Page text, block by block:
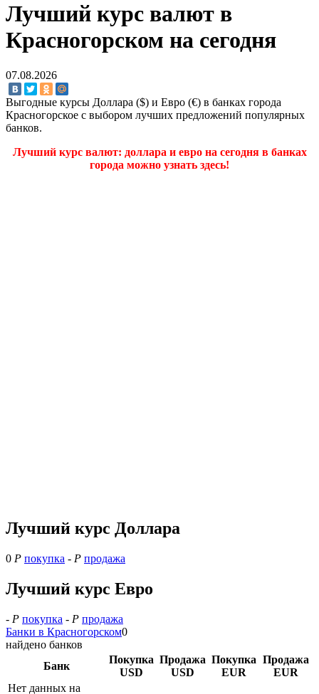
Лучший курс валют в
Красногорском на сегодня
07.08.2026
Выгодные курсы Доллара ($) и Евро (€) в банках города
Красногорское с выбором лучших предложений популярных
банков.
Лучший курс валют: доллара и евро на сегодня в банках
города можно узнать здесь!
Лучший курс Доллара
0 Р покупка - Р продажа
Лучший курс Евро
- Р покупка - Р продажа
Банки в Красногорском0
найдено банков
Банк
Покупка
USD
Продажа
USD
Покупка
EUR
Продажа
EUR
Нет данных на